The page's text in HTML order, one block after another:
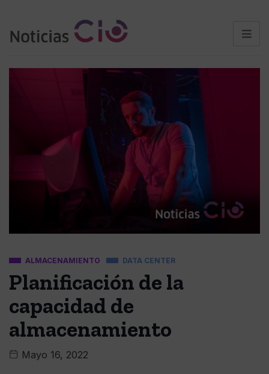
ALMACENAMIENTO DATA CENTER
Planificación de la
capacidad de
almacenamiento
Mayo 16, 2022